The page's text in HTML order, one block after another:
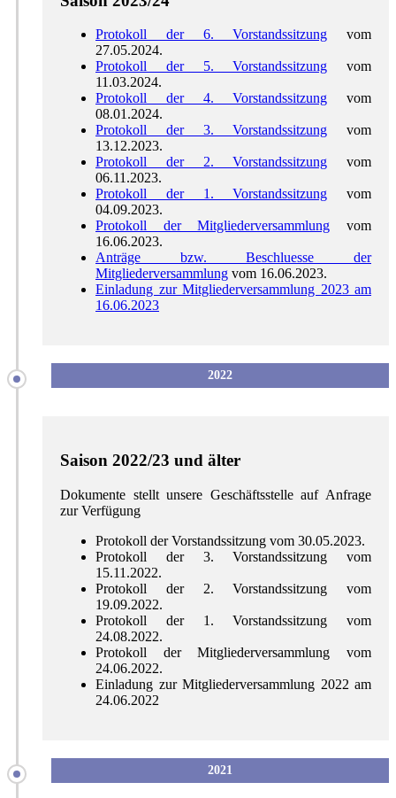
Protokoll der 6. Vorstandssitzung vom
27.05.2024.
Protokoll der 5. Vorstandssitzung vom
11.03.2024.
Protokoll der 4. Vorstandssitzung vom
08.01.2024.
Protokoll der 3. Vorstandssitzung vom
13.12.2023.
Protokoll der 2. Vorstandssitzung vom
06.11.2023.
Protokoll der 1. Vorstandssitzung vom
04.09.2023.
Protokoll der Mitgliederversammlung vom
16.06.2023.
Anträge bzw. Beschluesse der
Mitgliederversammlung vom 16.06.2023.
Einladung zur Mitgliederversammlung 2023 am
16.06.2023
2022
Saison 2022/23 und älter
Dokumente stellt unsere Geschäftsstelle auf Anfrage
zur Verfügung
Protokoll der Vorstandssitzung vom 30.05.2023.
Protokoll der 3. Vorstandssitzung vom
15.11.2022.
Protokoll der 2. Vorstandssitzung vom
19.09.2022.
Protokoll der 1. Vorstandssitzung vom
24.08.2022.
Protokoll der Mitgliederversammlung vom
24.06.2022.
Einladung zur Mitgliederversammlung 2022 am
24.06.2022
2021